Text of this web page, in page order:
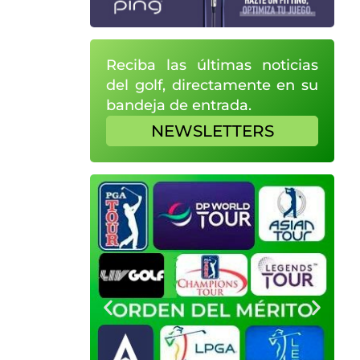
Reciba las últimas noticias
del golf, directamente en su
bandeja de entrada.
NEWSLETTERS